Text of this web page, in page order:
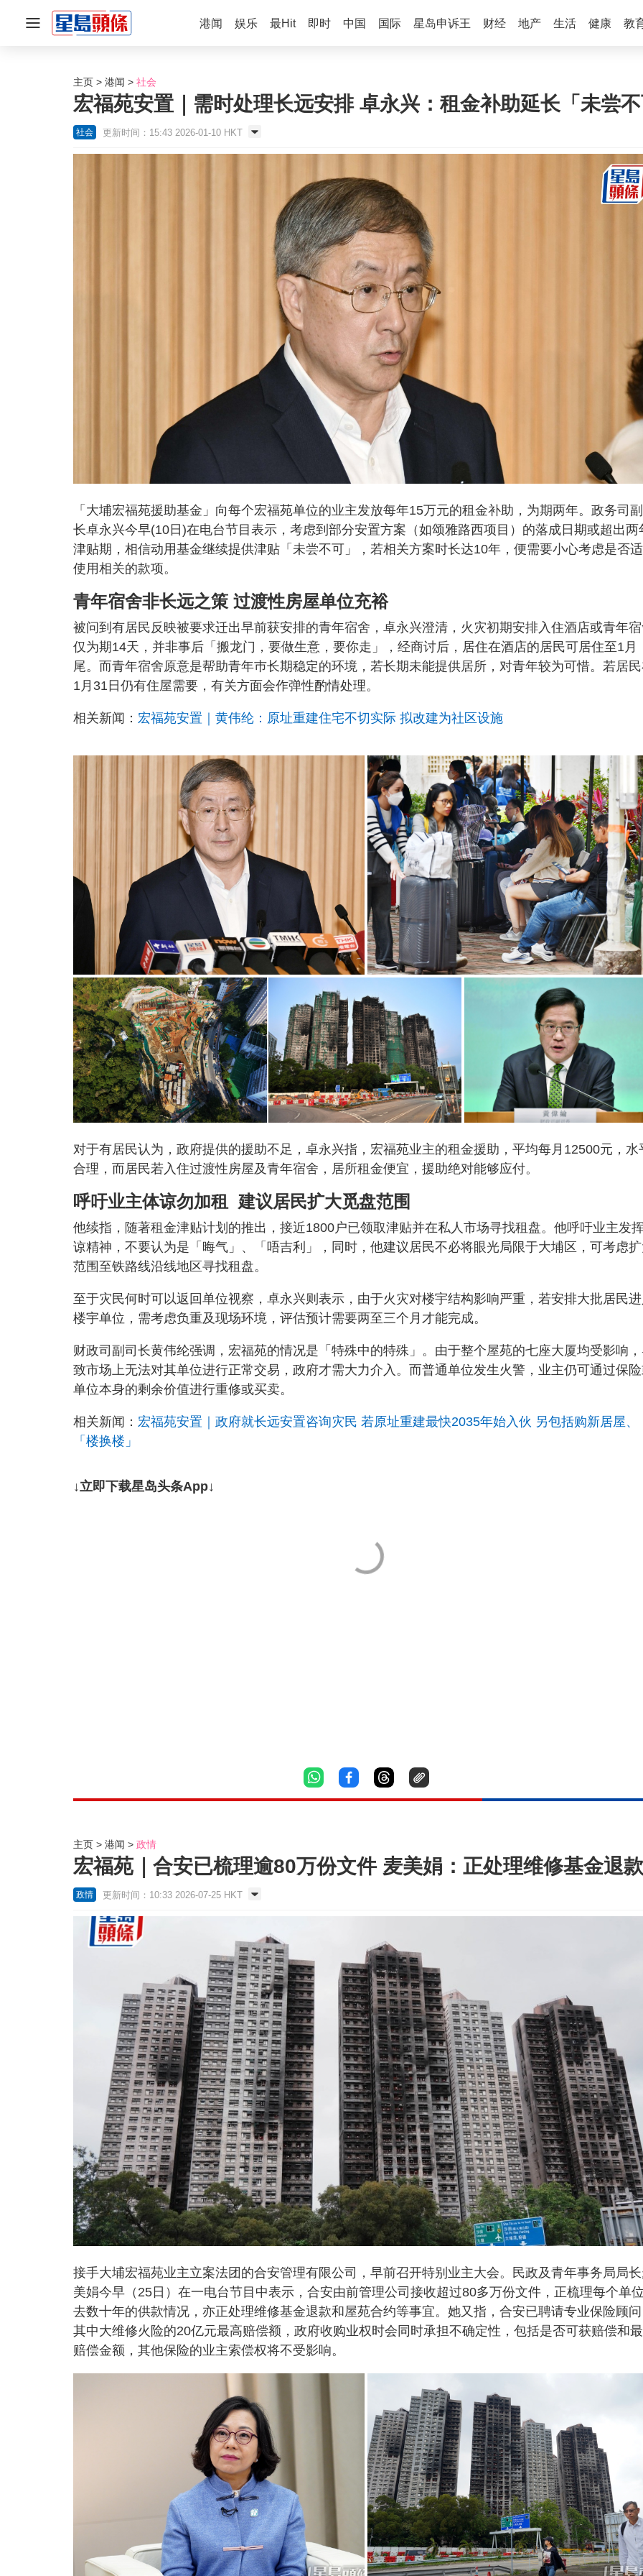
港闻 娱乐 最Hit 即时 中国 国际 星岛申诉王 财经 地产 生活 健康 教
主页 港闻 社会
宏福苑安置｜需时处理长远安排 卓永兴：租金补助延长「未尝
社会 更新时间：15:43 2026-01-10 HKT
「大埔宏福苑援助基金」向每个宏福苑单位的业主发放每年15万元的租金补助，为期两年。政务司
长卓永兴今早(10日)在电台节目表示，考虑到部分安置方案（如颂雅路西项目）的落成日期或超出两
津贴期，相信动用基金继续提供津贴「未尝不可」，若相关方案时长达10年，便需要小心考虑是否
使用相关的款项。
青年宿舍非长远之策 过渡性房屋单位充裕
被问到有居民反映被要求迁出早前获安排的青年宿舍，卓永兴澄清，火灾初期安排入住酒店或青年
仅为期14天，并非事后「搬龙门，要做生意，要你走」，经商讨后，居住在酒店的居民可居住至1月
尾。而青年宿舍原意是帮助青年巿长期稳定的环境，若长期未能提供居所，对青年较为可惜。若居
1月31日仍有住屋需要，有关方面会作弹性酌情处理。
相关新闻： 宏福苑安置｜黄伟纶：原址重建住宅不切实际 拟改建为社区设施
对于有居民认为，政府提供的援助不足，卓永兴指，宏福苑业主的租金援助，平均每月12500元，水
合理，而居民若入住过渡性房屋及青年宿舍，居所租金便宜，援助绝对能够应付。
呼吁业主体谅勿加租 建议居民扩大觅盘范围
他续指，随著租金津贴计划的推出，接近1800户已领取津贴并在私人市场寻找租盘。他呼吁业主发
谅精神，不要认为是「晦气」、「唔吉利」，同时，他建议居民不必将眼光局限于大埔区，可考虑
范围至铁路线沿线地区寻找租盘。
至于灾民何时可以返回单位视察，卓永兴则表示，由于火灾对楼宇结构影响严重，若安排大批居民
楼宇单位，需考虑负重及现场环境，评估预计需要两至三个月才能完成。
财政司副司长黄伟纶强调，宏福苑的情况是「特殊中的特殊」。由于整个屋苑的七座大厦均受影响
致市场上无法对其单位进行正常交易，政府才需大力介入。而普通单位发生火警，业主仍可通过保
单位本身的剩余价值进行重修或买卖。
相关新闻： 宏福苑安置｜政府就长远安置咨询灾民 若原址重建最快2035年始入伙 另包括购新居屋、
「楼换楼」
↓立即下载星岛头条App↓
主页 港闻 政情
宏福苑｜合安已梳理逾80万份文件 麦美娟：正处理维修基金退
政情 更新时间：10:33 2026-07-25 HKT
接手大埔宏福苑业主立案法团的合安管理有限公司，早前召开特别业主大会。民政及青年事务局局
美娟今早（25日）在一电台节目中表示，合安由前管理公司接收超过80多万份文件，正梳理每个单
去数十年的供款情况，亦正处理维修基金退款和屋苑合约等事宜。她又指，合安已聘请专业保险顾
其中大维修火险的20亿元最高赔偿额，政府收购业权时会同时承担不确定性，包括是否可获赔偿和
赔偿金额，其他保险的业主索偿权将不受影响。